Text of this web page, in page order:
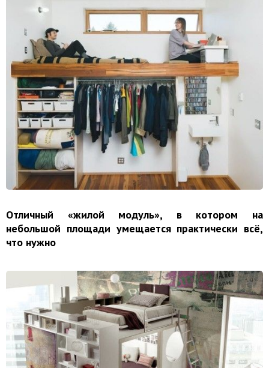
Отличный «жилой модуль», в котором на
небольшой площади умещается практически всё,
что нужно